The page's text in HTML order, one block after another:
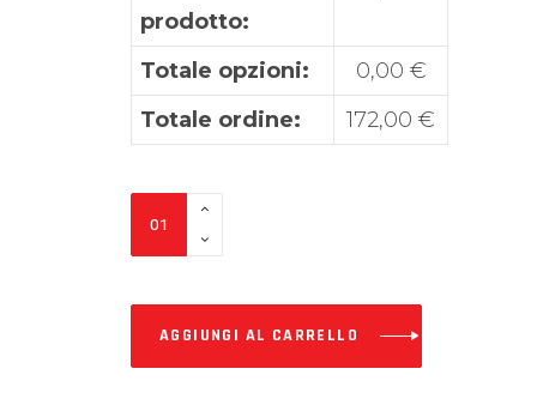
prodotto:
Totale opzioni: 0,00 €
Totale ordine:
172,00 €
Grafiche
Husqvarna
–
adesivi
AGGIUNGI AL CARRELLO